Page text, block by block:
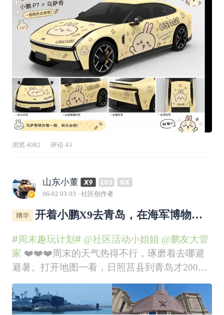
都给后期个性化改装留下了很大的发挥空间。于
是最近利用业余时间，围绕我的P7做了一系列
设计尝
浏览 4082 评论 43
山东小董
06-02 03:03 · 社区创作者
开着小鹏X9去青岛，在海军博物馆
#周末趣玩计划# @社区活动小姐姐 @鹏友大管
家 ❤️❤️❤️周末的天气热得不行，琢磨着去哪避
避暑。打开地图一看，日照莒县到青岛才200多
公里，那还说啥，说走就走，开上我的小鹏X
9，直奔青岛海军博物馆。一路向北，智驾真
香！从莒县出发，走日兰转沈海，全程大概三个